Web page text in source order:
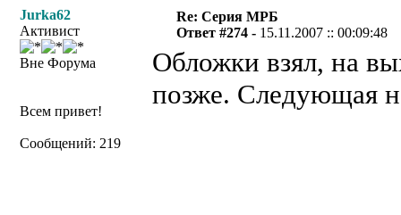
Jurka62
Активист
Вне Форума
Всем привет!
Сообщений: 219
Re: Серия МРБ
Ответ #274 - 15.11.2007 :: 00:09:48
Обложки взял, на
позже. Следующая